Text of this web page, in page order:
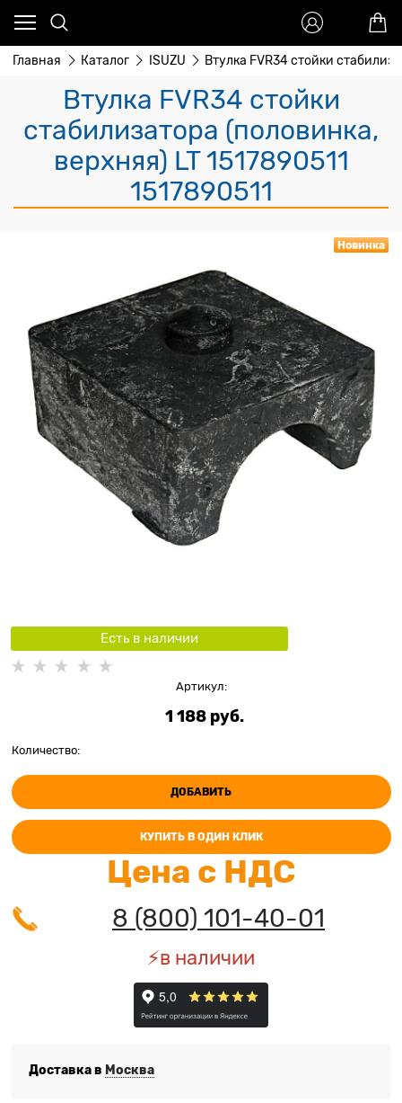
Главная Каталог ISUZU Втулка FVR34 стойки
Втулка FVR34 стойки
стабилизатора (половинка,
верхняя) LT 1517890511
1517890511
Новинка
Есть в наличии
Артикул:
1 188 руб.
Количество:
ДОБАВИТЬ
КУПИТЬ В ОДИН КЛИК
Цена с НДС
8 (800) 101-40-01
⚡️в наличии
Доставка в Москва